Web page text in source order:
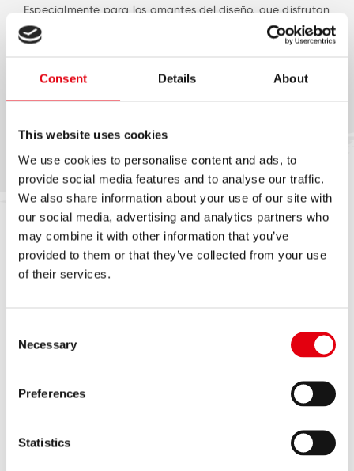
Consent Details About
This website uses cookies
We use cookies to personalise content and ads, to
provide social media features and to analyse our traffic.
We also share information about your use of our site with
our social media, advertising and analytics partners who
may combine it with other information that you’ve
provided to them or that they’ve collected from your use
of their services.
Selection
Necessary
Preferences
Statistics
Especialmente para los amantes del diseño, que disfrutan
trabajando con productos que dan a cada escritorio un
toque especial.
nuestra línea: Barras Adhesivas, corrector en cinta y en
negros HB No 2 en 6 tonos diferentes, notas adhesivas.
de productos pastel!
NOTICIAS RECIENTES